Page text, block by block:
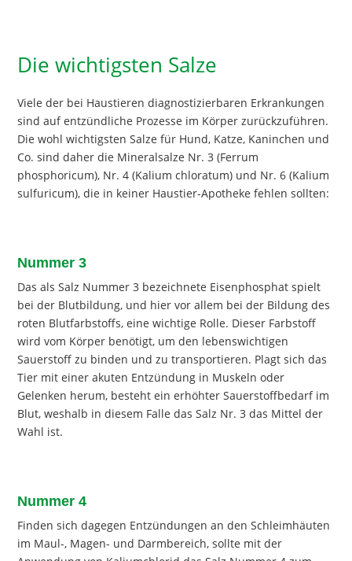
Die wichtigsten Salze
Viele der bei Haustieren diagnostizierbaren Erkrankungen
sind auf entzündliche Prozesse im Körper zurückzuführen.
Die wohl wichtigsten Salze für Hund, Katze, Kaninchen und
Co. sind daher die Mineralsalze Nr. 3 (Ferrum
phosphoricum), Nr. 4 (Kalium chloratum) und Nr. 6 (Kalium
sulfuricum), die in keiner Haustier-Apotheke fehlen sollten:
Nummer 3
Das als Salz Nummer 3 bezeichnete Eisenphosphat spielt
bei der Blutbildung, und hier vor allem bei der Bildung des
roten Blutfarbstoffs, eine wichtige Rolle. Dieser Farbstoff
wird vom Körper benötigt, um den lebenswichtigen
Sauerstoff zu binden und zu transportieren. Plagt sich das
Tier mit einer akuten Entzündung in Muskeln oder
Gelenken herum, besteht ein erhöhter Sauerstoffbedarf im
Blut, weshalb in diesem Falle das Salz Nr. 3 das Mittel der
Wahl ist.
Nummer 4
Finden sich dagegen Entzündungen an den Schleimhäuten
im Maul-, Magen- und Darmbereich, sollte mit der